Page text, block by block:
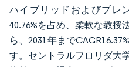
ハイブリッドおよびブレ
40.76%を占め、柔軟な教授
ら、2031年まで
す。セントラルフロリダ大